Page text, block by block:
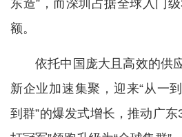
东造”，而深圳占据全球入门
额。
依托中国庞大且高效的供
新企业加速集聚，迎来“从一
到群”的爆发式增长，推动广